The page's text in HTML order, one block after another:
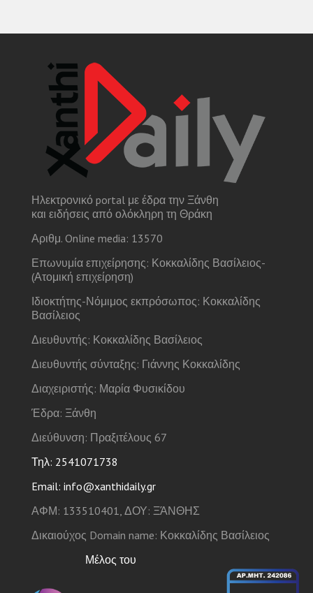
Ηλεκτρονικό portal με έδρα την Ξάνθη
και ειδήσεις από ολόκληρη τη Θράκη
Αριθμ. Online media: 13570
Επωνυμία επιχείρησης: Κοκκαλίδης Βασίλειος-
(Ατομική επιχείρηση)
Ιδιοκτήτης-Νόμιμος εκπρόσωπος: Κοκκαλίδης
Βασίλειος
Διευθυντής: Κοκκαλίδης Βασίλειος
Διευθυντής σύνταξης: Γιάννης Κοκκαλίδης
Διαχειριστής: Μαρία Φυσικίδου
Έδρα: Ξάνθη
Διεύθυνση: Πραξιτέλους 67
Τηλ: 2541071738
Email: info@xanthidaily.gr
ΑΦΜ: 133510401, ΔΟΥ: ΞΆΝΘΗΣ
Δικαιούχος Domain name: Κοκκαλίδης Βασίλειος
Μέλος του